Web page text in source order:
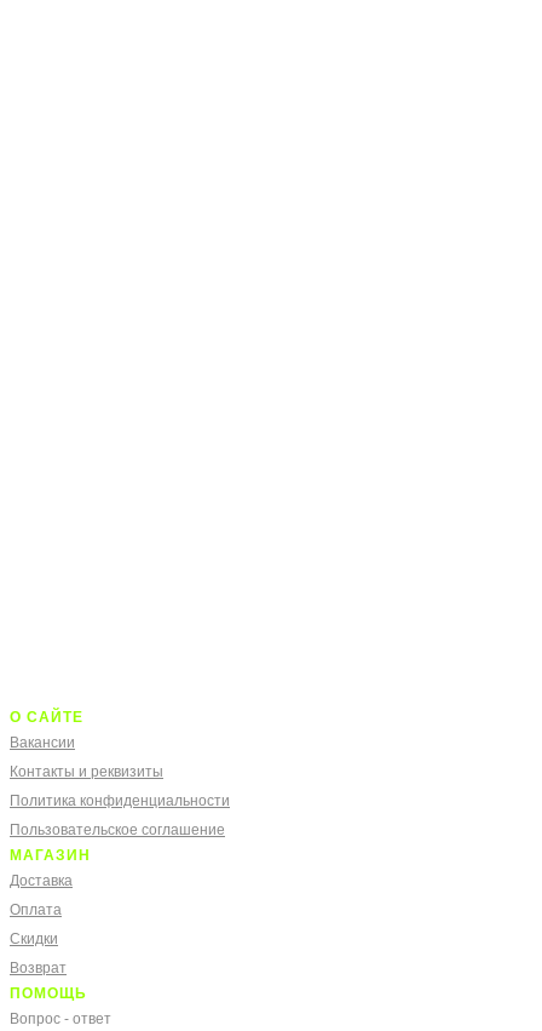
О САЙТЕ
Вакансии
Контакты и реквизиты
Политика конфиденциальности
Пользовательское соглашение
МАГАЗИН
Доставка
Оплата
Скидки
Возврат
ПОМОЩЬ
Вопрос - ответ